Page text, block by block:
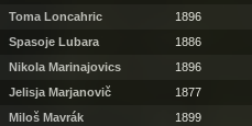
Toma Loncahric
1896
Spasoje Lubara
1886
Nikola Marinajovics
1896
Jelisja Marjanovič
1877
Miloš Mavrák
1899